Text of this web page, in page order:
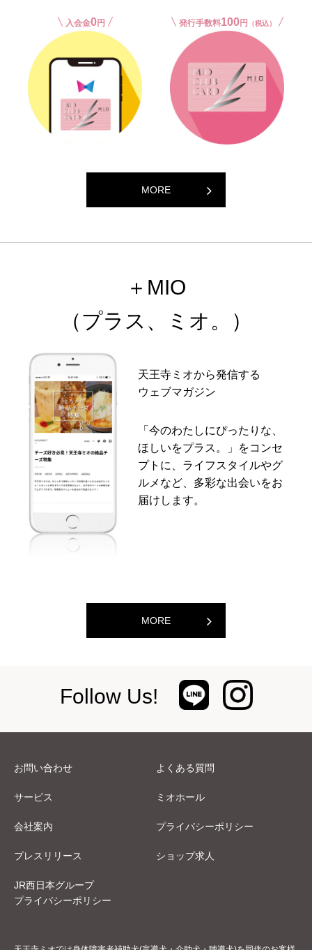
入会金0円 発行手数料100円 （税込）
MORE
＋MIO
（プラス、ミオ。）
天王寺ミオから発信する
ウェブマガジン
「今のわたしにぴったりな、
ほしいをプラス。」をコンセ
プトに、ライフスタイルやグ
ルメなど、多彩な出会いをお
届けします。
MORE
Follow Us!
お問い合わせ よくある質問
サービス ミオホール
会社案内 プライバシーポリシー
プレスリリース ショップ求人
JR西日本グループ
プライバシーポリシー